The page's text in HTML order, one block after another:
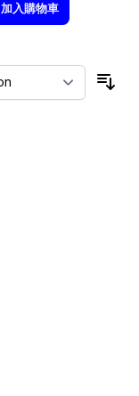
加入購物車